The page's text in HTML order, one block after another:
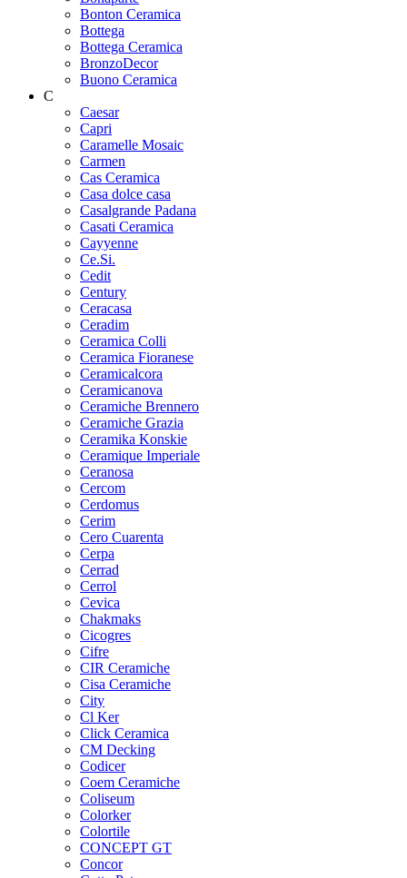
Bonton Ceramica
Bottega
Bottega Ceramica
BronzoDecor
Buono Ceramica
C
Caesar
Capri
Caramelle Mosaic
Carmen
Cas Ceramica
Casa dolce casa
Casalgrande Padana
Casati Ceramica
Cayyenne
Ce.Si.
Cedit
Century
Ceracasa
Ceradim
Ceramica Colli
Ceramica Fioranese
Ceramicalcora
Ceramicanova
Ceramiche Brennero
Ceramiche Grazia
Ceramika Konskie
Ceramique Imperiale
Ceranosa
Cercom
Cerdomus
Cerim
Cero Cuarenta
Cerpa
Cerrad
Cerrol
Cevica
Chakmaks
Cicogres
Cifre
CIR Ceramiche
Cisa Ceramiche
City
Cl Ker
Click Ceramica
CM Decking
Codicer
Coem Ceramiche
Coliseum
Colorker
Colortile
CONCEPT GT
Concor